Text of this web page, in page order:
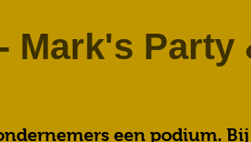
Mark's Party
een podium.